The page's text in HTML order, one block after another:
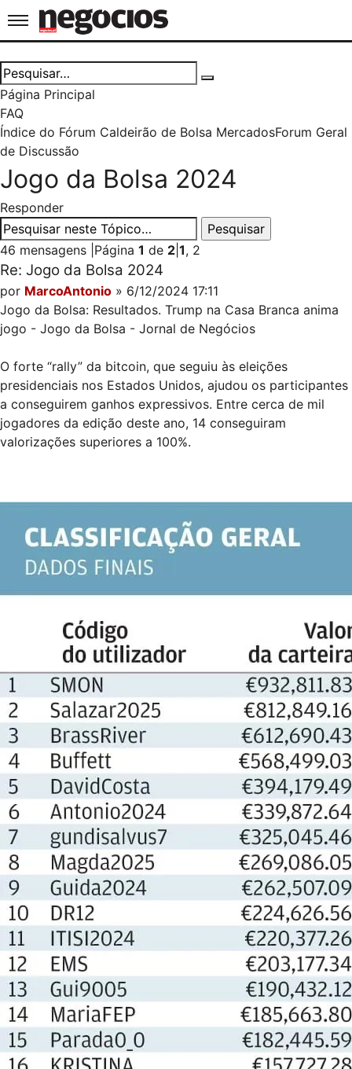
Jornal de Negócios
Página Principal
FAQ
Índice do Fórum Caldeirão de Bolsa MercadosForum Geral
de Discussão
Jogo da Bolsa 2024
Responder
46 mensagens Página 1 de 2 1, 2
Re: Jogo da Bolsa 2024
por MarcoAntonio » 6/12/2024 17:11
Jogo da Bolsa: Resultados. Trump na Casa Branca anima
jogo - Jogo da Bolsa - Jornal de Negócios
O forte “rally” da bitcoin, que seguiu às eleições
presidenciais nos Estados Unidos, ajudou os participantes
a conseguirem ganhos expressivos. Entre cerca de mil
jogadores da edição deste ano, 14 conseguiram
valorizações superiores a 100%.